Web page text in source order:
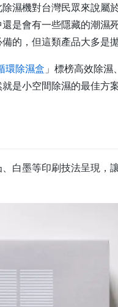
濕機對台灣民眾來說屬
是會有一些隱藏的潮濕
的，但這類產品大多是
環除濕盒 」標榜高效除
是小空間除濕的最佳方
白墨等印刷技法呈現，